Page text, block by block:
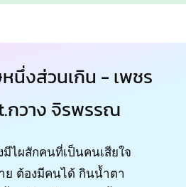
นึ่งส่วนเกิน - เพชร
กวาง จิรพรรณ
มีไผสักคนที่เป็นคนเสียใจ
ย ต้องมีคนได้ กินน้ำตา